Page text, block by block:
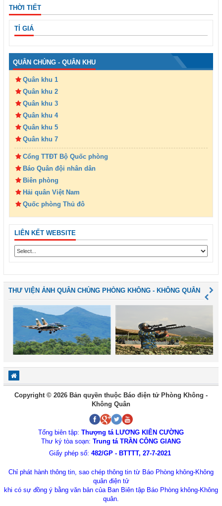
THỜI TIẾT
TỈ GIÁ
QUÂN CHỦNG - QUÂN KHU
Quân khu 1
Quân khu 2
Quân khu 3
Quân khu 4
Quân khu 5
Quân khu 7
Cổng TTĐT Bộ Quốc phòng
Báo Quân đội nhân dân
Biên phòng
Hải quân Việt Nam
Quốc phòng Thủ đô
LIÊN KẾT WEBSITE
THƯ VIỆN ẢNH QUÂN CHỦNG PHÒNG KHÔNG - KHÔNG QUÂN
Copyright © 2026 Bản quyền thuộc Báo điện tử Phòng Không -
Không Quân
Tổng biên tập: Thượng tá LƯƠNG KIÊN CƯỜNG
Thư ký tòa soạn: Trung tá TRẦN CÔNG GIANG
Giấy phép số: 482/GP - BTTTT, 27-7-2021
Chỉ phát hành thông tin, sao chép thông tin từ Báo Phòng không-Không
quân điện tử
khi có sự đồng ý bằng văn bản của Ban Biên tập Báo Phòng không-Không
quân.